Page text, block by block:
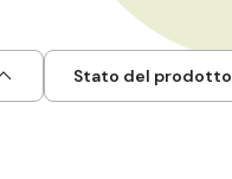
Stato del prodotto